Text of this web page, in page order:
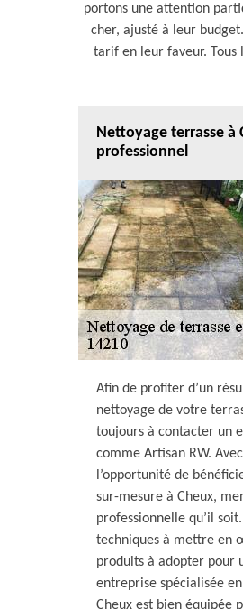
portons une attention
cher, ajusté à leur
tarif en leur faveur. Tous
Nettoyage terrasse à
professionnel
Afin de profiter d’un
nettoyage de votre
toujours à contacter un
comme Artisan RW.
l’opportunité de
sur-mesure à Cheux,
professionnelle qu’il
techniques à mettre en
produits à adopter pour
entreprise spécialisée
Cheux est bien équipée